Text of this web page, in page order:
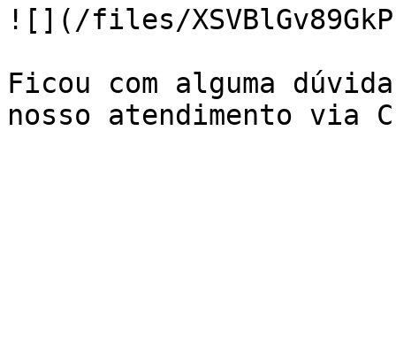
![](/files/
Ficou com alguma